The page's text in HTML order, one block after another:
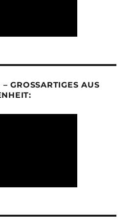
GROSSARTIGES AUS D